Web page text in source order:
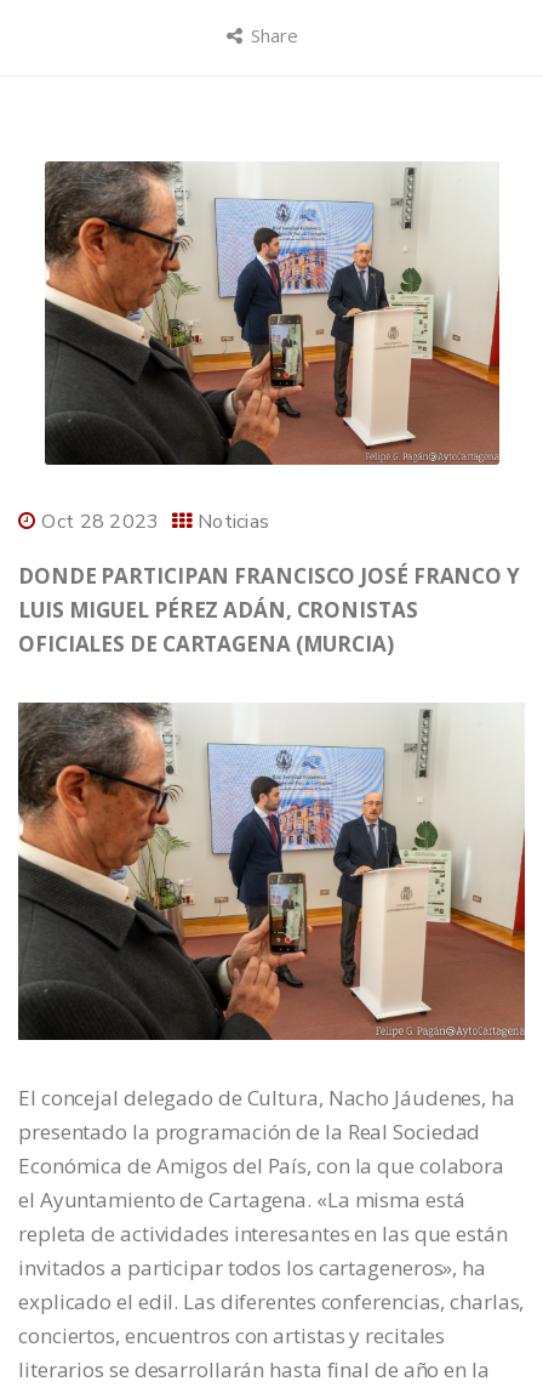
Share
Oct 28 2023 Noticias
DONDE PARTICIPAN FRANCISCO JOSÉ FRANCO Y
LUIS MIGUEL PÉREZ ADÁN, CRONISTAS
OFICIALES DE CARTAGENA (MURCIA)
El concejal delegado de Cultura, Nacho Jáudenes, ha
presentado la programación de la Real Sociedad
Económica de Amigos del País, con la que colabora
el Ayuntamiento de Cartagena. «La misma está
repleta de actividades interesantes en las que están
invitados a participar todos los cartageneros», ha
explicado el edil. Las diferentes conferencias, charlas,
conciertos, encuentros con artistas y recitales
literarios se desarrollarán hasta final de año en la